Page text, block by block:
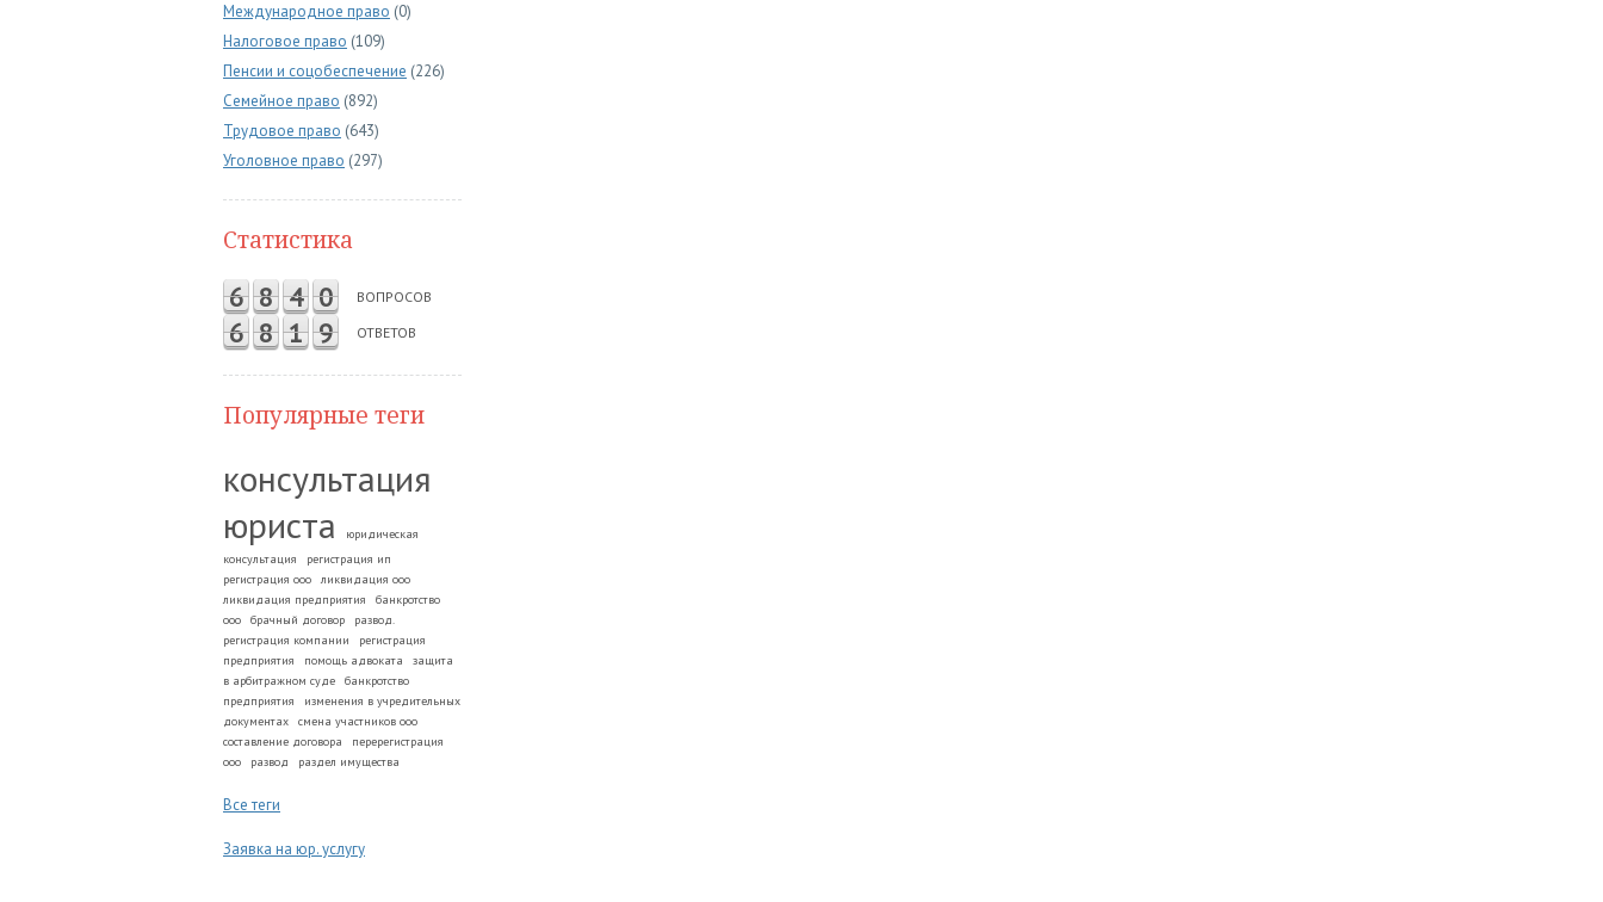
Международное право (0)
Налоговое право (109)
Пенсии и соцобеспечение (226)
Семейное право (892)
Трудовое право (643)
Уголовное право (297)
Статистика
6 8 4 0 ВОПРОСОВ
6 8 1 9 ОТВЕТОВ
Популярные теги
консультация
юриста
юридическая
консультация
регистрация ип
регистрация ооо
ликвидация ооо
ликвидация предприятия
банкротство
ооо
брачный договор
развод.
регистрация компании
регистрация
предприятия
помощь адвоката
защита
в арбитражном суде
банкротство
предприятия
изменения в учредительных
документах
смена участников ооо
составление договора
перерегистрация
ооо
развод раздел имущества
Все теги
Заявка на юр. услугу